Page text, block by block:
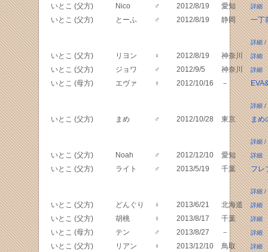
いとこ (父方) Nico ♂ 2012/8/19 愛知 詳細
いとこ (父方) とーふ ♂ 2012/8/19 静岡 一丁
詳細/
いとこ (父方) リヨン ♀ 2012/8/19 神奈川 詳細
いとこ (父方) ジョワ ♂ 2012/9/5 神奈川 詳細
いとこ (母方) エヴァ ♀ 2012/10/16 －
詳細/
いとこ (父方) まめ ♂ 2012/10/28 東京 まめ
詳細/
いとこ (父方) Noah ♂ 2012/12/10 愛知 詳細
いとこ (父方) ライト ♂ 2013/5/19 千葉 フレ
詳細/
いとこ (父方) どんぐり ♀ 2013/6/21 北海道 詳細
いとこ (父方) 胡桃 ♀ 2013/8/17 千葉 詳細
いとこ (母方) テン ♂ 2013/8/27 － 詳細
いとこ (父方) リアン ♀ 2013/12/10 鳥取 詳細